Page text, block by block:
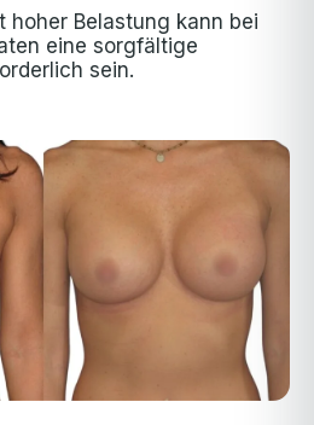
hoher Belastung kann bei
eine sorgfältige
sein.